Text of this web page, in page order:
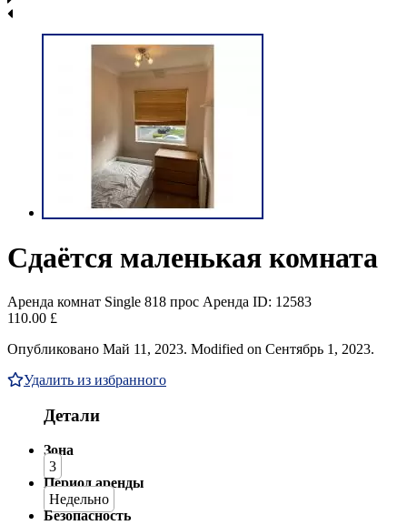
Сдаётся маленькая комната
Аренда комнат Single 818 прос Аренда ID: 12583
110.00 £
Опубликовано Май 11, 2023. Modified on Сентябрь 1, 2023.
Удалить из избранного
Детали
Зона
3
Период аренды
Недельно
Безопасность